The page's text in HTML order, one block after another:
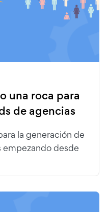
una roca para
de agencias
la generación de
empezando desde